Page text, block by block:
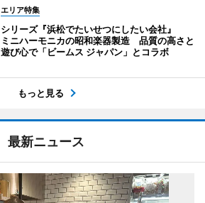
エリア特集
シリーズ『浜松でたいせつにしたい会社』
ミニハーモニカの昭和楽器製造 品質の高さと
遊び心で「ビームス ジャパン」とコラボ
もっと見る
最新ニュース